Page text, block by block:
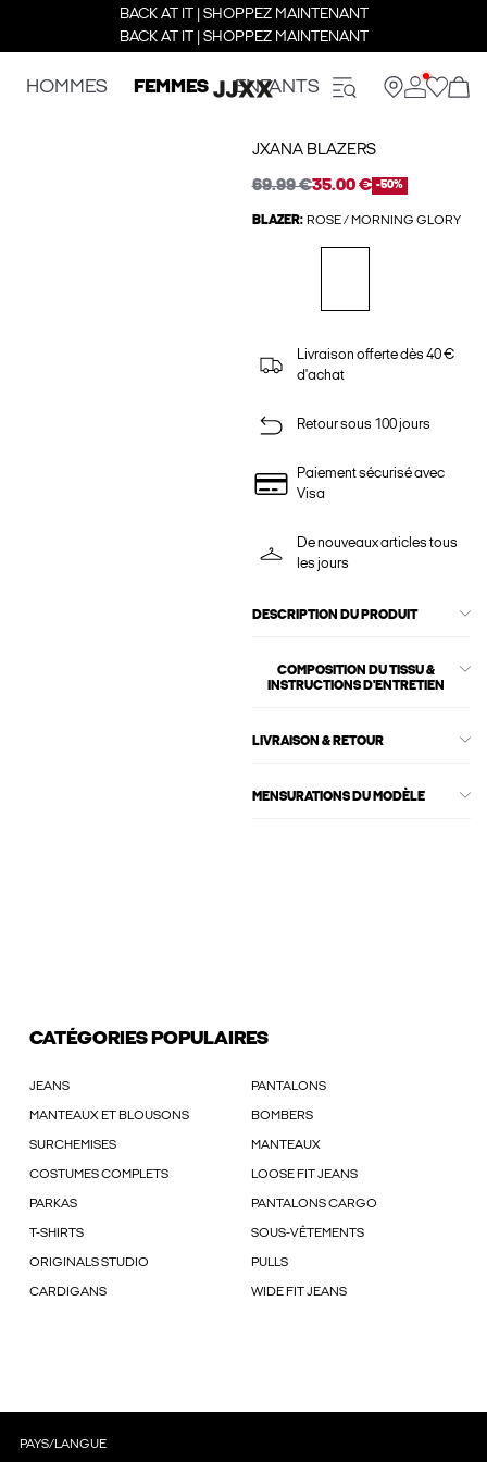
BACK AT IT | SHOPPEZ MAINTENANT
BACK AT IT | SHOPPEZ MAINTENANT
HOMMES FEMMES ENFANTS
JXANA BLAZERS
69.99 €35.00 € -50%
BLAZER: ROSE / MORNING GLORY
Livraison offerte dès 40 €
d'achat
Retour sous 100 jours
Paiement sécurisé avec
Visa
De nouveaux articles tous
les jours
DESCRIPTION DU PRODUIT
COMPOSITION DU TISSU &
INSTRUCTIONS D'ENTRETIEN
LIVRAISON & RETOUR
MENSURATIONS DU MODÈLE
CATÉGORIES POPULAIRES
JEANS PANTALONS
MANTEAUX ET BLOUSONS BOMBERS
SURCHEMISES MANTEAUX
COSTUMES COMPLETS LOOSE FIT JEANS
PARKAS PANTALONS CARGO
T-SHIRTS SOUS-VÊTEMENTS
ORIGINALS STUDIO PULLS
CARDIGANS WIDE FIT JEANS
PAYS/LANGUE